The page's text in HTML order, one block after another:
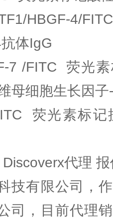
HBGF-4/
体IgG
7 /FITC 荧光
母细胞生长因
荧光素标
代理
技有限公司，
司，目前代理